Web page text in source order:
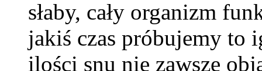
słaby, cały organizm
jakiś czas próbujemy to
ilości snu nie zawsze